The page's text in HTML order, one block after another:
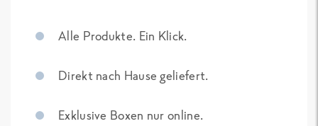
Alle Produkte. Ein Klick.
Direkt nach Hause geliefert.
Exklusive Boxen nur online.